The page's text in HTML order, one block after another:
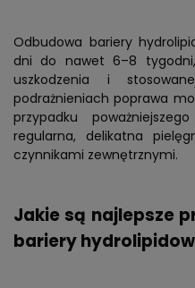
Odbudowa bariery
dni do nawet 6–8
uszkodzenia i
podrażnieniach poprawa
przypadku
regularna, delikatna
czynnikami zewnętrznymi.
Jakie są najlepsze
bariery